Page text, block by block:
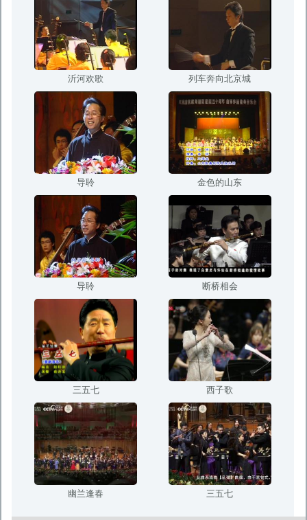
沂河欢歌 列车奔向北京城
导聆 金色的山东
导聆 断桥相会
三五七 西子歌
幽兰逢春 三五七